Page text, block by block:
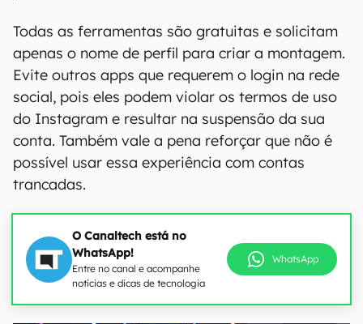
Todas as ferramentas são gratuitas e solicitam
apenas o nome de perfil para criar a montagem.
Evite outros apps que requerem o login na rede
social, pois eles podem violar os termos de uso
do Instagram e resultar na suspensão da sua
conta. Também vale a pena reforçar que não é
possível usar essa experiência com contas
trancadas.
O Canaltech está no
WhatsApp!
Entre no canal e acompanhe
notícias e dicas de tecnologia
WhatsApp